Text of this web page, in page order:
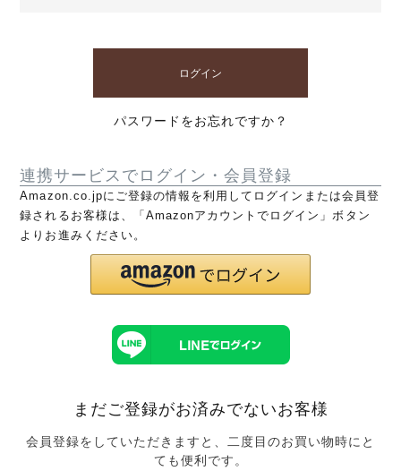
ログイン
パスワードをお忘れですか？
連携サービスでログイン・会員登録
Amazon.co.jpにご登録の情報を利用してログインまたは会員登
録されるお客様は、「Amazonアカウントでログイン」ボタン
よりお進みください。
まだご登録がお済みでないお客様
会員登録をしていただきますと、二度目のお買い物時にと
ても便利です。